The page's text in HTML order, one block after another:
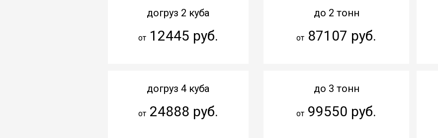
догруз 2 куба
от12445 руб.
догруз 4 куба
от24888 руб.
до 2 тонн
от 87107 руб.
до 3 тонн
от 99550 руб.